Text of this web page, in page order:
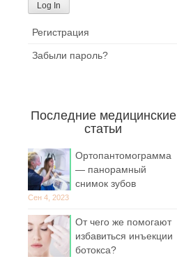
Регистрация
Забыли пароль?
Последние медицинские
статьи
Ортопантомограмма
— панорамный
снимок зубов
Сен 4, 2023
От чего же помогают
избавиться инъекции
ботокса?